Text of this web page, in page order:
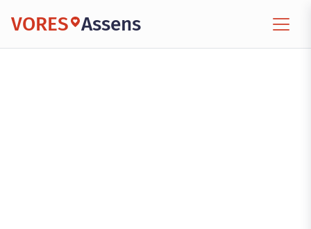
VORES Assens